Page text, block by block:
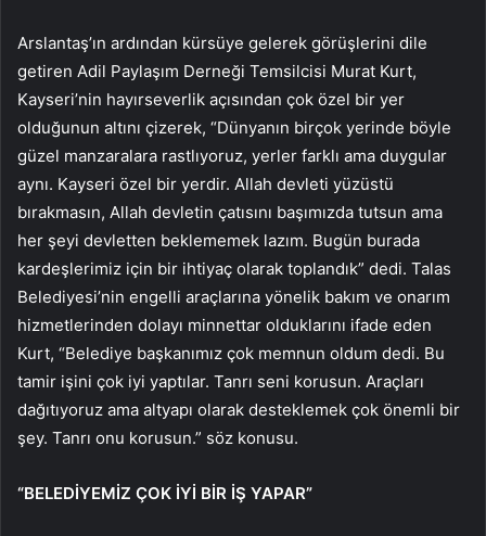
Arslantaş’ın ardından kürsüye gelerek görüşlerini dile
getiren Adil Paylaşım Derneği Temsilcisi Murat Kurt,
Kayseri’nin hayırseverlik açısından çok özel bir yer
olduğunun altını çizerek, “Dünyanın birçok yerinde böyle
güzel manzaralara rastlıyoruz, yerler farklı ama duygular
aynı. Kayseri özel bir yerdir. Allah devleti yüzüstü
bırakmasın, Allah devletin çatısını başımızda tutsun ama
her şeyi devletten beklememek lazım. Bugün burada
kardeşlerimiz için bir ihtiyaç olarak toplandık” dedi. Talas
Belediyesi’nin engelli araçlarına yönelik bakım ve onarım
hizmetlerinden dolayı minnettar olduklarını ifade eden
Kurt, “Belediye başkanımız çok memnun oldum dedi. Bu
tamir işini çok iyi yaptılar. Tanrı seni korusun. Araçları
dağıtıyoruz ama altyapı olarak desteklemek çok önemli bir
şey. Tanrı onu korusun.” söz konusu.
“BELEDİYEMİZ ÇOK İYİ BİR İŞ YAPAR”